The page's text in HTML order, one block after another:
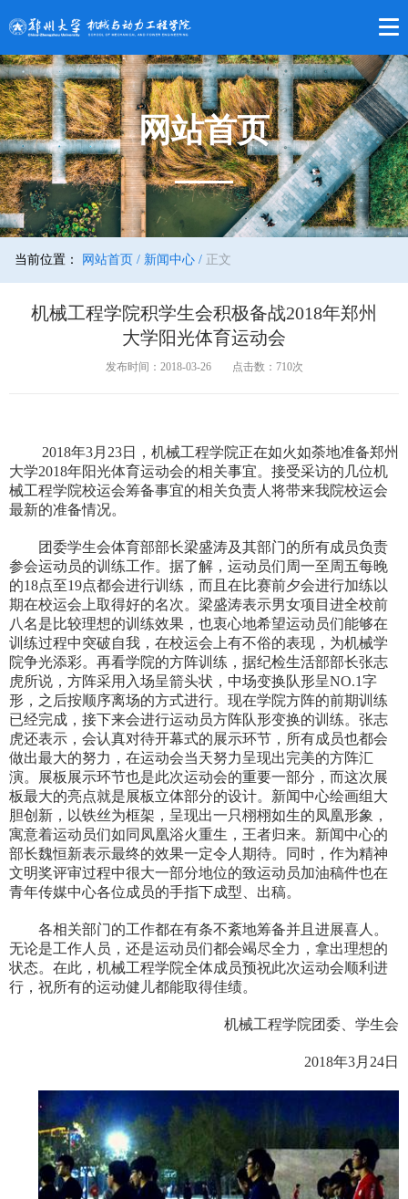
网站首页
当前位置： 网站首页 / 新闻中心 / 正文
机械工程学院积学生会积极备战2018年郑州
大学阳光体育运动会
发布时间：2018-03-26 点击数： 710次
2018年3月23日，机械工程学院正在如火如荼地准备郑州
大学2018年阳光体育运动会的相关事宜。接受采访的几位机
械工程学院校运会筹备事宜的相关负责人将带来我院校运会
最新的准备情况。
团委学生会体育部部长梁盛涛及其部门的所有成员负责
参会运动员的训练工作。据了解，运动员们周一至周五每晚
的18点至19点都会进行训练，而且在比赛前夕会进行加练以
期在校运会上取得好的名次。梁盛涛表示男女项目进全校前
八名是比较理想的训练效果，也衷心地希望运动员们能够在
训练过程中突破自我，在校运会上有不俗的表现，为机械学
院争光添彩。再看学院的方阵训练，据纪检生活部部长张志
虎所说，方阵采用入场呈箭头状，中场变换队形呈NO.1字
形，之后按顺序离场的方式进行。现在学院方阵的前期训练
已经完成，接下来会进行运动员方阵队形变换的训练。张志
虎还表示，会认真对待开幕式的展示环节，所有成员也都会
做出最大的努力，在运动会当天努力呈现出完美的方阵汇
演。展板展示环节也是此次运动会的重要一部分，而这次展
板最大的亮点就是展板立体部分的设计。新闻中心绘画组大
胆创新，以铁丝为框架，呈现出一只栩栩如生的凤凰形象，
寓意着运动员们如同凤凰浴火重生，王者归来。新闻中心的
部长魏恒新表示最终的效果一定令人期待。同时，作为精神
文明奖评审过程中很大一部分地位的致运动员加油稿件也在
青年传媒中心各位成员的手指下成型、出稿。
各相关部门的工作都在有条不紊地筹备并且进展喜人。
无论是工作人员，还是运动员们都会竭尽全力，拿出理想的
状态。在此，机械工程学院全体成员预祝此次运动会顺利进
行，祝所有的运动健儿都能取得佳绩。
机械工程学院团委、学生会
2018年3月24日